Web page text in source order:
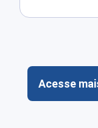
Acesse